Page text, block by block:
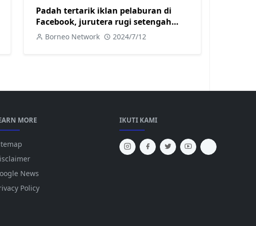
Padah tertarik iklan pelaburan di
Facebook, jurutera rugi setengah
jutaBorneo Network 2024/7/12
MORE
News
Policy
IKUTI KAMI